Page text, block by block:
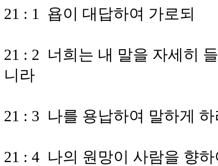
21 : 1 욥이 대답하여 가로되
21 : 2 너희는 내 말을 자세히
니라
21 : 3 나를 용납하여 말하게
21 : 4 나의 원망이 사람을 향